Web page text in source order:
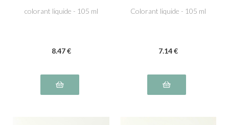
colorant liquide - 105 ml
8.47 €
Colorant liquide - 105 ml
7.14 €